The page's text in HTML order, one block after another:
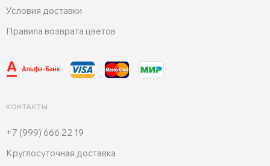
Условия доставки
Правила возврата цветов
+7 (999) 666 22 19
КОНТАКТЫ
Круглосуточная доставка